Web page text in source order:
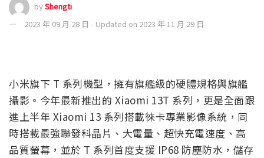
byShengti
2023 年 09 月 28 日 - Updated on 2023 年 11 月 29 日
小米旗下 T 系列機型，擁有旗艦級的硬體規格與旗艦
攝影。今年最新推出的 Xiaomi 13T 系列，更是全面跟
進上半年 Xiaomi 13 系列搭載徠卡專業影像系統，同
時搭載最強聯發科晶片、大電量、超快充電速度、高
品質螢幕，並於 T 系列首度支援 IP68 防塵防水，儲存